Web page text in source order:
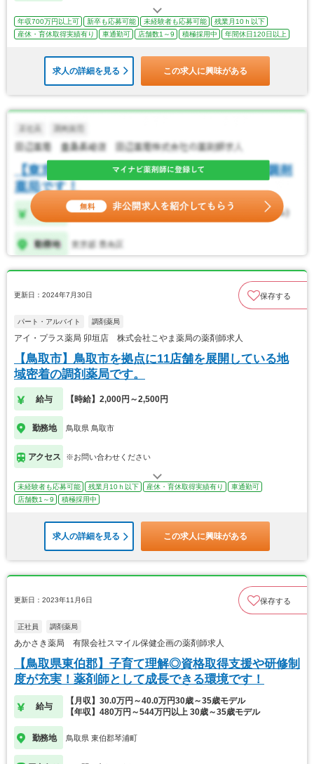
年収700万円以上可 新卒も応募可能 未経験者も応募可能
残業月10ｈ以下
産休・育休取得実績有り
車通勤可 店舗数1～9 積極採用中 年間休日120日以上
求人の詳細を見る この求人に興味がある
更新日：2024年7月30日 保存する
パート・アルバイト 調剤薬局
アイ・プラス薬局 卯垣店 株式会社こやま薬局の薬剤師求人
【鳥取市】鳥取市を拠点に11店舗を展開している地
域密着の調剤薬局です。
給与 【時給】2,000円～2,500円
勤務地 鳥取県 鳥取市
アクセス ※お問い合わせください
未経験者も応募可能 残業月10ｈ以下 産休・育休取得実績有り
車通勤可
店舗数1～9
積極採用中
求人の詳細を見る この求人に興味がある
更新日：2023年11月6日 保存する
正社員 調剤薬局
あかさき薬局 有限会社スマイル保健企画の薬剤師求人
【鳥取県東伯郡】子育て理解◎資格取得支援や研修制
度が充実！薬剤師として成長できる環境です！
給与
【月収】30.0万円～40.0万円30歳～35歳モデル
【年収】480万円～544万円以上 30歳～35歳モデル
勤務地 鳥取県 東伯郡琴浦町